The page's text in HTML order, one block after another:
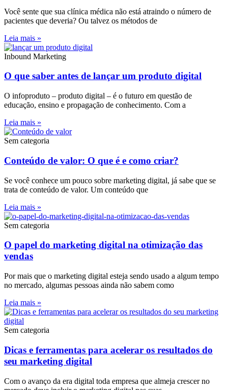
Você sente que sua clínica médica não está atraindo o número de
pacientes que deveria? Ou talvez os métodos de
Leia mais »
Inbound Marketing
O que saber antes de lançar um produto digital
O infoproduto – produto digital – é o futuro em questão de
educação, ensino e propagação de conhecimento. Com a
Leia mais »
Sem categoria
Conteúdo de valor: O que é e como criar?
Se você conhece um pouco sobre marketing digital, já sabe que se
trata de conteúdo de valor. Um conteúdo que
Leia mais »
Sem categoria
O papel do marketing digital na otimização das
vendas
Por mais que o marketing digital esteja sendo usado a algum tempo
no mercado, algumas pessoas ainda não sabem como
Leia mais »
Sem categoria
Dicas e ferramentas para acelerar os resultados do
seu marketing digital
Com o avanço da era digital toda empresa que almeja crescer no